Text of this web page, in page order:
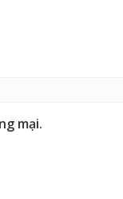
mại.